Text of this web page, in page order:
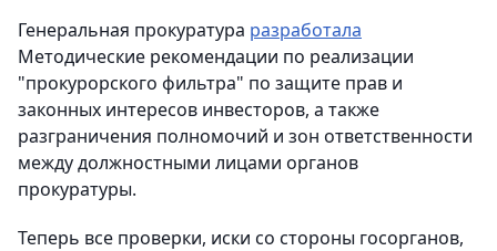
Генеральная прокуратура разработала
Методические рекомендации по реализации
"прокурорского фильтра" по защите прав и
законных интересов инвесторов, а также
разграничения полномочий и зон ответственности
между должностными лицами органов
прокуратуры.
Теперь все проверки, иски со стороны госорганов,